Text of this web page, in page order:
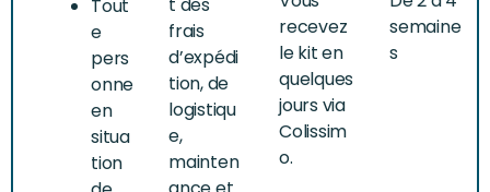
Tout
e
pers
onne
en
situa
tion
frais
d’expédi
tion, de
logistiqu
e,
mainten
recevez
le kit en
quelques
jours via
Colissim
o.
semaine
s